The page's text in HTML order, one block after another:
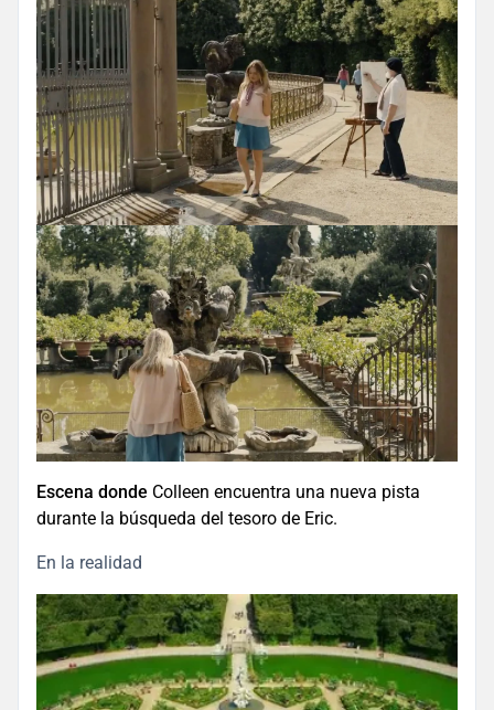
Escena donde Colleen encuentra una nueva pista
durante la búsqueda del tesoro de Eric.
En la realidad